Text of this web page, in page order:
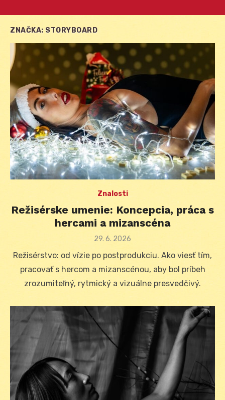
ZNAČKA: STORYBOARD
Znalosti
Režisérske umenie: Koncepcia, práca s
hercami a mizanscéna
Posted
29. 6. 2026
Režisérstvo: od vízie po postprodukciu. Ako viesť tím,
pracovať s hercom a mizanscénou, aby bol príbeh
zrozumiteľný, rytmický a vizuálne presvedčivý.